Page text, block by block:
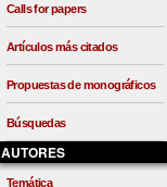
Calls for papers
Artículos más citados
Propuestas de monográficos
Búsquedas
AUTORES
Temática